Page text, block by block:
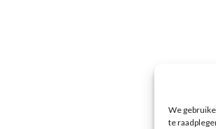
We
te